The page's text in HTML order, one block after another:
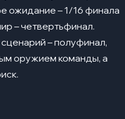
ожидание – 1/16 финала
– четвертьфинал.
– полуфинал,
оружием команды, а